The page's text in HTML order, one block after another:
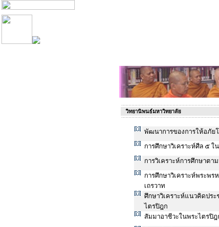
วิทยานิพนธ์มหาวิทยาลัย
พัฒนาการของการให้อภัย
การศึกษาวิเคราะห์ศีล ๕
การวิเคราะห์การศึกษาตา
การศึกษาวิเคราะห์พระพ
เถรวาท
ศึกษาวิเคราะห์แนวคิดปร
ไตรปิฎก
สัมมาอาชีวะในพระไตรปิฎ